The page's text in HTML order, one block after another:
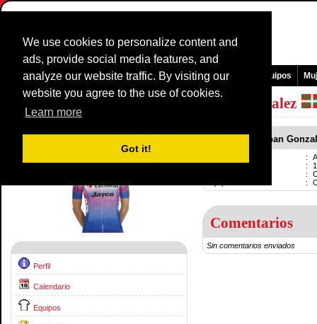
We use cookies to personalize content and
ads, provide social media features, and
analyze our website traffic. By visiting our
website you agree to the use of cookies.
Learn more
Got it!
Pagina Principal Noticias y medios Juegos Carreras Equipos
Corredores Perfil: Ane Santesteban Gonzalez
Perfil
Calendario
Equipos
Ane Santesteban
:
Nacido
:
:
:
Comentarios
Sin comentarios enviados